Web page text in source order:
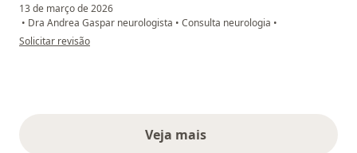
13 de março de 2026
• Dra Andrea Gaspar neurologista • Consulta neurologia •
na opinião do utilizador Elizabel
Solicitar revisão
Veja maisopiniões acima